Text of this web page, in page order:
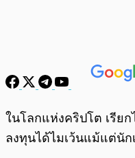
พร้อมเล่น
ในโลกแห่งคริปโต เรีย
ลงทุนได้ไมเว้นแม้แต่นัก